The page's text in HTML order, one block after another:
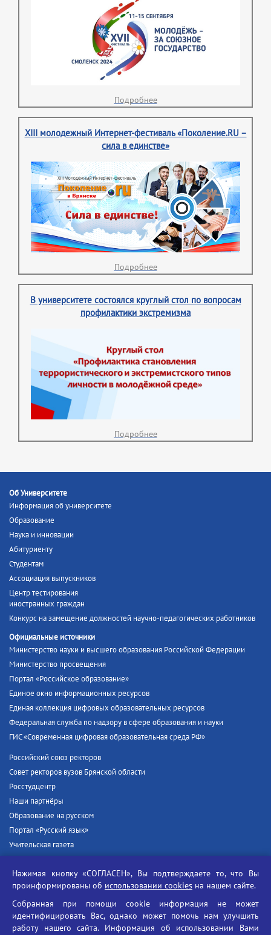
Подробнее
XIII молодежный Интернет-фестиваль «Поколение.RU –
сила в единстве»
Подробнее
В университете состоялся круглый стол по вопросам
профилактики экстремизма
Подробнее
Об Университете
Информация об университете
Образование
Наука и инновации
Абитуриенту
Студентам
Ассоциация выпускников
Центр тестирования
иностранных граждан
Конкурс на замещение должностей научно-педагогических работников
Официальные источники
Министерство науки и высшего образования Российской Федерации
Министерство просвещения
Портал «Российское образование»
Единое окно информационных ресурсов
Единая коллекция цифровых образовательных ресурсов
Федеральная служба по надзору в сфере образования и науки
ГИС «Современная цифровая образовательная среда РФ»
Российский союз ректоров
Совет ректоров вузов Брянской области
Росстудцентр
Наши партнёры
Образование на русском
Портал «Русский язык»
Учительская газета
Единый портал государственных услуг
Противодействие угрозам информационной безопасности
Социальные ролики - Генеральная прокуратура РФ
Нажимая кнопку «СОГЛАСЕН», Вы подтверждаете то, что Вы
проинформированы об использовании cookies на нашем сайте.
Собранная при помощи cookie информация не может
идентифицировать Вас, однако может помочь нам улучшить
работу нашего сайта. Информация об использовании Вами